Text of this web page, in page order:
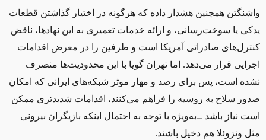
واشنگتن همچنین هشدار داده که هرگونه در اختیار گذاشتن قطعات
یدکی یا سوخت‌رسانی، و ارائه خدمات تعمیری به این نهادها، ناقض
کنترل‌های صادراتی آمریکا است و طرفین را در معرض اقدامات
اجرایی قرار می‌دهد. اما تهران گویا با این محدودیت‌ها منصرف
نشده است، پس برای رصد و مهار موثر شبکه‌های ایرانی که امکان
صدور سلاح به روسیه را فراهم می‌کنند، اقدامات شدیدتری ممکن
است نیاز باشد ‌ــ‌به‌ویژه با توجه به احتمال اینکه بازیگران بیرونی
مثل ونزوئلا هم دخیل باشند.